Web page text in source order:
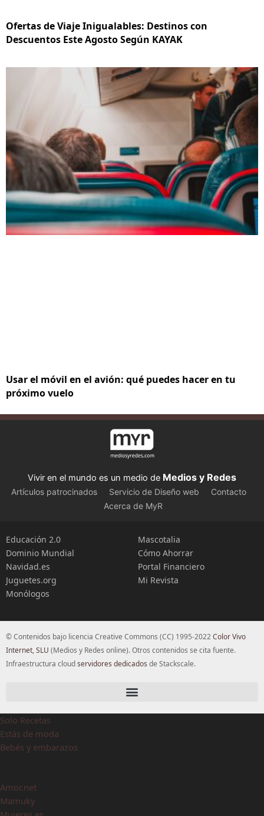
Ofertas de Viaje Inigualables: Destinos con
Descuentos Este Agosto Según KAYAK
Usar el móvil en el avión: qué puedes hacer en tu
próximo vuelo
Vivir en el mundo es un medio de Medios y Redes
Artículos patrocinados Servicio de Diseño web
Contacto
Acerca de MyR
Educación 2.0
Dominio Mundial
Navidad.es
Juguetes.org
Monólogos
Mascotalia
Cómo Ahorrar
Portal Financiero
Mi Revista
© Contenidos bajo licencia Creative Commons (CC) 1995-2022Color Vivo
Internet, SLU (Medios y Redes online). Otros contenidos se cita fuente.
Infraestructura cloudservidores dedicados de Stackscale.
Solo Recetas
Estás de moda
Bebés y embarazos
Amor.net
Mamuky